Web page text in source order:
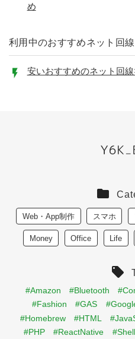
め
利用中のおすすめネット回
安いおすすめのネット回
Web・App制作 スマホ
Money Office Life
#Amazon #Bluetooth
#Fashion
#GAS
#Homebrew
#HTML
#PHP
#ReactNative #Shell